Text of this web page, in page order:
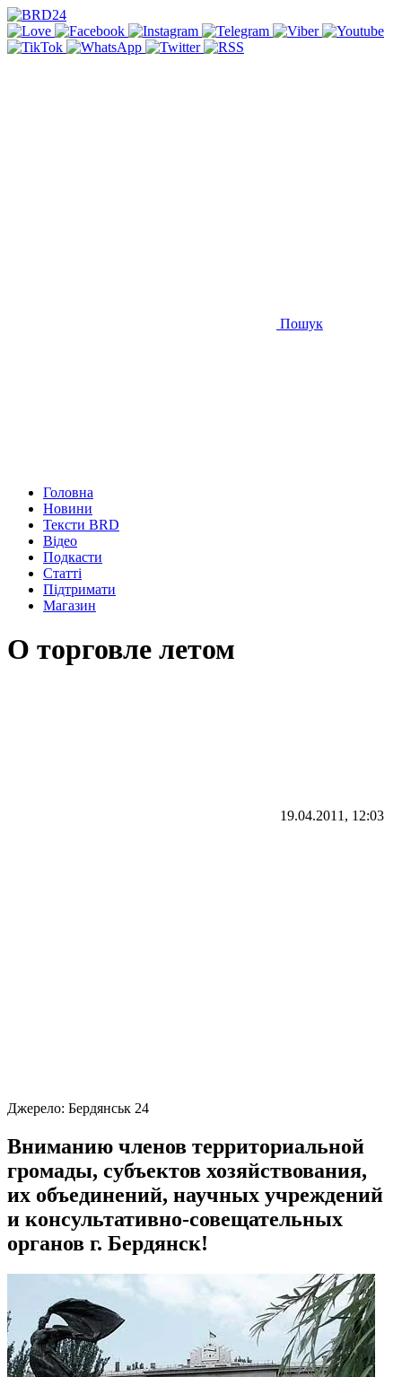
Пошук
Головна
Новини
Тексти BRD
Відео
Подкасти
Статті
Підтримати
Магазин
О торговле летом
19.04.2011, 12:03
Джерело: Бердянськ 24
Вниманию членов территориальной
громады, субъектов хозяйствования,
их объединений, научных учреждений
и консультативно-совещательных
органов г. Бердянск!